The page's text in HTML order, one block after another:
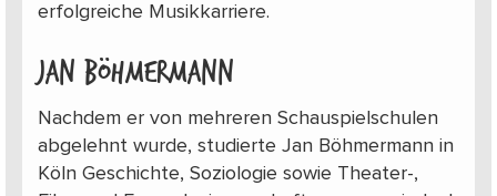
erfolgreiche Musikkarriere.
Jan Böhmermann
Nachdem er von mehreren Schauspielschulen
abgelehnt wurde, studierte Jan Böhmermann in
Köln Geschichte, Soziologie sowie Theater-,